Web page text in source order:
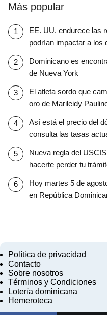
Más popular
EE. UU. endurece las
podrían impactar a los
Dominicano es
de Nueva York
El atleta sordo que
oro de Marileidy
Así está el precio del
consulta las tasas
Nueva regla del
hacerte perder tu
Hoy martes 5 de
en República
Política de privacidad
Contacto
Sobre nosotros
Términos y Condiciones
Lotería dominicana
Hemeroteca